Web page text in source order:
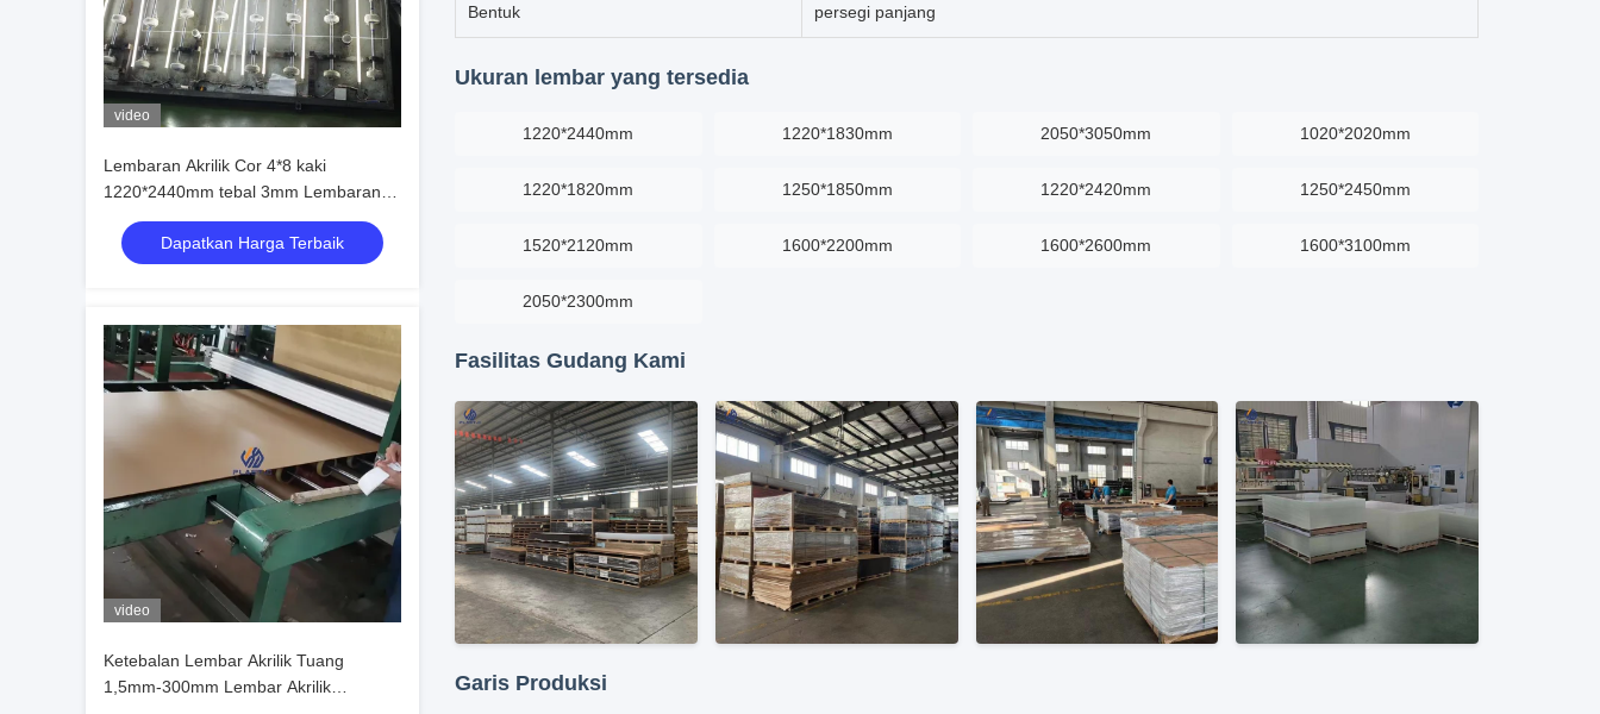
video
Lembaran Akrilik Cor 4*8 kaki
1220*2440mm tebal 3mm Lembaran
Akrilik Bening
Dapatkan Harga Terbaik
video
Ketebalan Lembar Akrilik Tuang
1,5mm-300mm Lembar Akrilik
Bentuk persegi panjang
Ukuran lembar yang tersedia
1220*2440mm 1220*1830mm 2050*3050mm 1020*2020mm
1220*1820mm 1250*1850mm 1220*2420mm 1250*2450mm
1520*2120mm 1600*2200mm 1600*2600mm 1600*3100mm
2050*2300mm
Fasilitas Gudang Kami
Garis Produksi